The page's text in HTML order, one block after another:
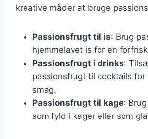
kreative måder at bruge
Passionsfrugt til is: Brug
hjemmelavet is for en
Passionsfrugt i drinks:
passionsfrugt til cocktails for
smag.
Passionsfrugt til kage:
som fyld i kager eller som